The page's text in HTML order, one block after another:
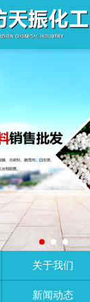
关于我们
新闻动态